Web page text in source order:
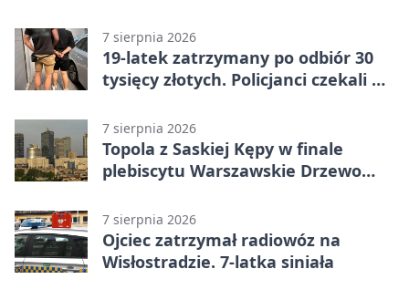
7 sierpnia 2026
19-latek zatrzymany po odbiór 30
tysięcy złotych. Policjanci czekali w
7 sierpnia 2026
Topola z Saskiej Kępy w finale
plebiscytu Warszawskie Drzewo
7 sierpnia 2026
Ojciec zatrzymał radiowóz na
Wisłostradzie. 7-latka siniała